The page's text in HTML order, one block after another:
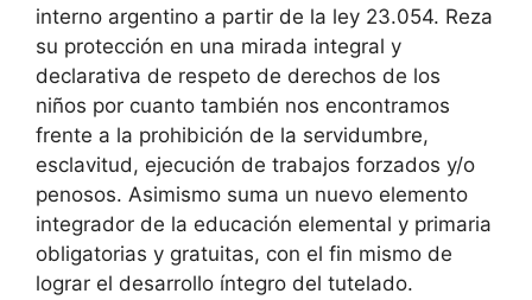
interno argentino a partir de la ley 23.054. Reza
su protección en una mirada integral y
declarativa de respeto de derechos de los
niños por cuanto también nos encontramos
frente a la prohibición de la servidumbre,
esclavitud, ejecución de trabajos forzados y/o
penosos. Asimismo suma un nuevo elemento
integrador de la educación elemental y primaria
obligatorias y gratuitas, con el fin mismo de
lograr el desarrollo íntegro del tutelado.